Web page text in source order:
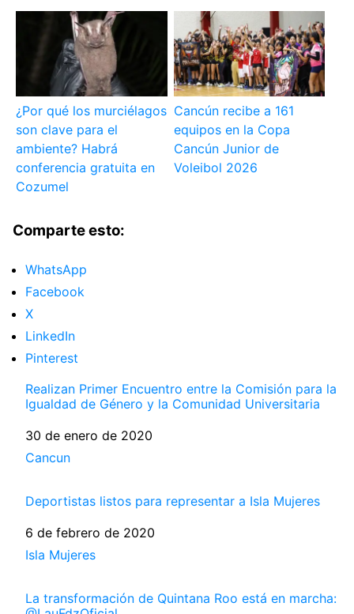
¿Por qué los murciélagos
son clave para el
ambiente? Habrá
conferencia gratuita en
Cozumel
Cancún recibe a 161
equipos en la Copa
Cancún Junior de
Voleibol 2026
Comparte esto:
WhatsApp
Facebook
X
LinkedIn
Pinterest
Realizan Primer Encuentro entre la Comisión para la
Igualdad de Género y la Comunidad Universitaria
Fecha
30 de enero de 2020
Respecto a
Cancun
Deportistas listos para representar a Isla Mujeres
Fecha
6 de febrero de 2020
Respecto a
Isla Mujeres
La transformación de Quintana Roo está en marcha: